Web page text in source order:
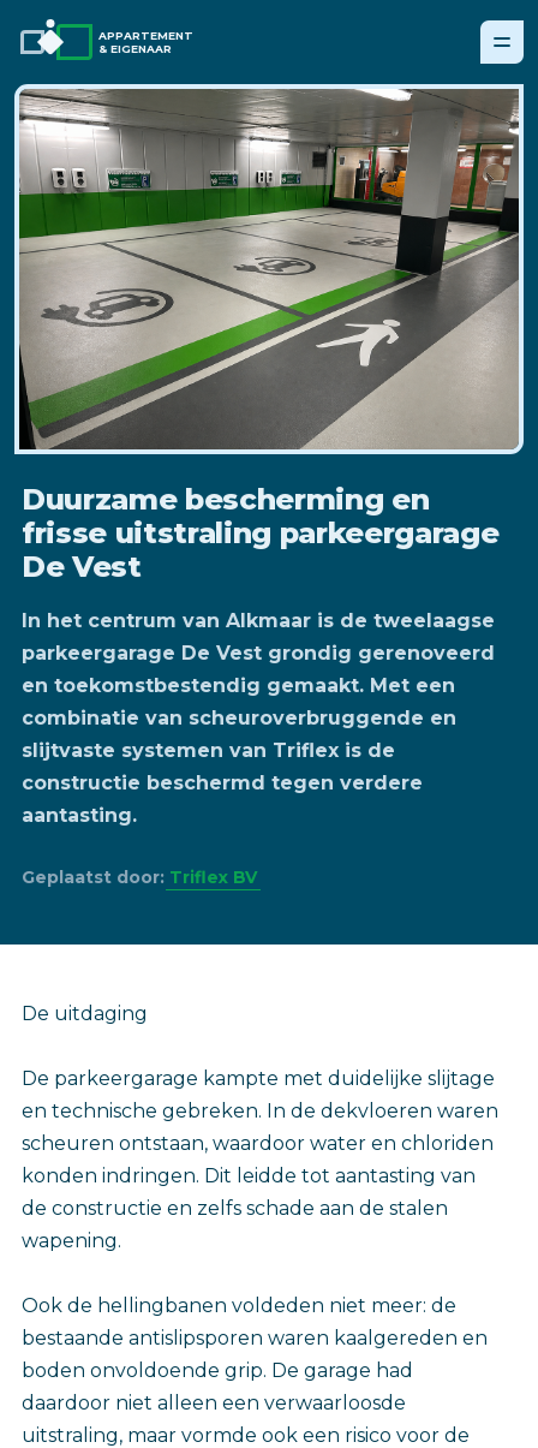
APPARTEMENT
& EIGENAAR
Duurzame bescherming en
frisse uitstraling parkeergarage
De Vest
In het centrum van Alkmaar is de tweelaagse
parkeergarage De Vest grondig gerenoveerd
en toekomstbestendig gemaakt. Met een
combinatie van scheuroverbruggende en
slijtvaste systemen van Triflex is de
constructie beschermd tegen verdere
aantasting.
Geplaatst door: Triflex BV
De uitdaging
De parkeergarage kampte met duidelijke slijtage
en technische gebreken. In de dekvloeren waren
scheuren ontstaan, waardoor water en chloriden
konden indringen. Dit leidde tot aantasting van
de constructie en zelfs schade aan de stalen
wapening.
Ook de hellingbanen voldeden niet meer: de
bestaande antislipsporen waren kaalgereden en
boden onvoldoende grip. De garage had
daardoor niet alleen een verwaarloosde
uitstraling, maar vormde ook een risico voor de